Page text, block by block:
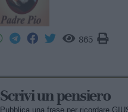
865
Scrivi un pensiero
Pubblica una frase per ricordare